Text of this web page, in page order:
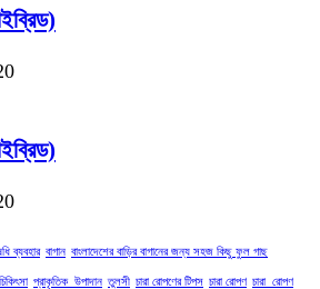
ব্যবহার বাগান বাংলাদেশের বাড়ির বাগানের জন্য সহজ কিছু ফুল গাছ
প্রাকৃতিক_উপাদান তুলসী চারা রোপণের টিপস চারা রোপণ চারা_রোপণ